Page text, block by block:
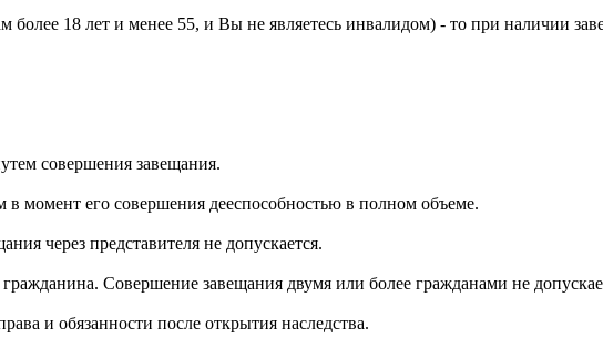
18 лет и менее 55, и Вы не являетесь инвалидом) - то при наличии
совершения завещания.
момент его совершения дееспособностью в полном объеме.
через представителя не допускается.
Совершение завещания двумя или более гражданами не
и обязанности после открытия наследства.